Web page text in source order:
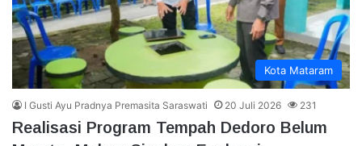
Kota Mataram
I Gusti Ayu Pradnya Premasita Saraswati 20 Juli 2026 231
Realisasi Program Tempah Dedoro Belum